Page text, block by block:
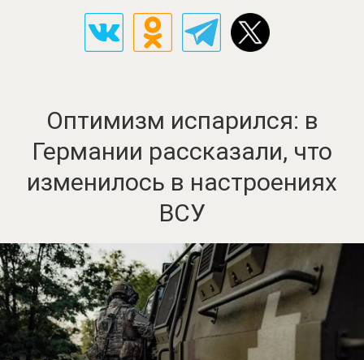
Оптимизм испарился: в
Германии рассказали, что
изменилось в настроениях
ВСУ